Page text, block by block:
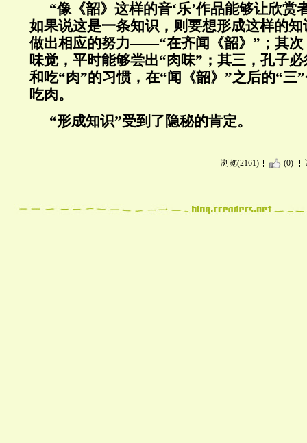
“像《韶》这样的音‘乐’作品能够让欣赏
如果说这是一条知识，则要想形成这样的
做出相应的努力——“在齐闻《韶》”；其次
味觉，平时能够尝出“肉味”；其三，孔子
和吃“肉”的习惯，在“闻《韶》”之后的“三
吃肉。
“形成知识”受到了隐秘的肯定。
浏览(2161) (0)